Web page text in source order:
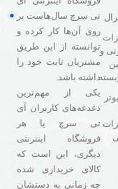
و
تی سرچ سال‌هاست بر
روی آن‌ها کار کرده و
توانسته از این طریق
مشتریان ثابت خود را
داشته باشد.
یکی از مهم‌ترین
دغدغه‌های کاربران آی
تی سرچ یا هر
فروشگاه‌ اینترنتی
دیگری، این است که
کالای خریداری شده
چه زمانی به دستشان